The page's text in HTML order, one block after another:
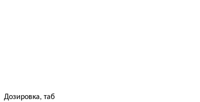
Дозировка, таб